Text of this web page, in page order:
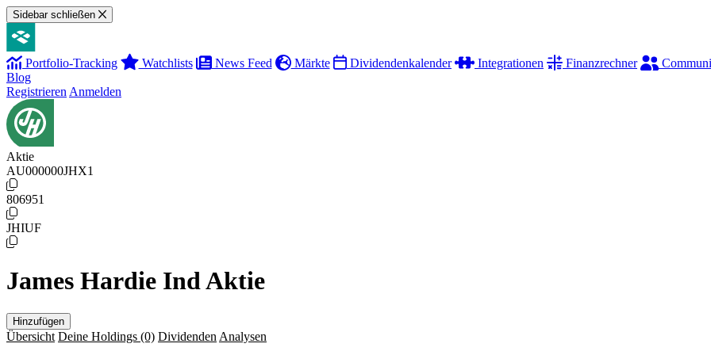
Sidebar schließen
Portfolio-Tracking Watchlists News Feed Märkte Dividendenkalender Integrationen Finanzrechner
Blog
Registrieren Anmelden
Aktie
AU000000JHX1
806951
JHIUF
James Hardie Ind Aktie
Hinzufügen
Übersicht Deine Holdings (0) Dividenden Analysen